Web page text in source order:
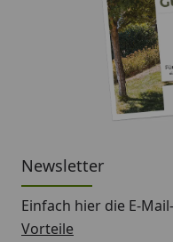
Newsletter
Einfach hier die E-
Vorteile